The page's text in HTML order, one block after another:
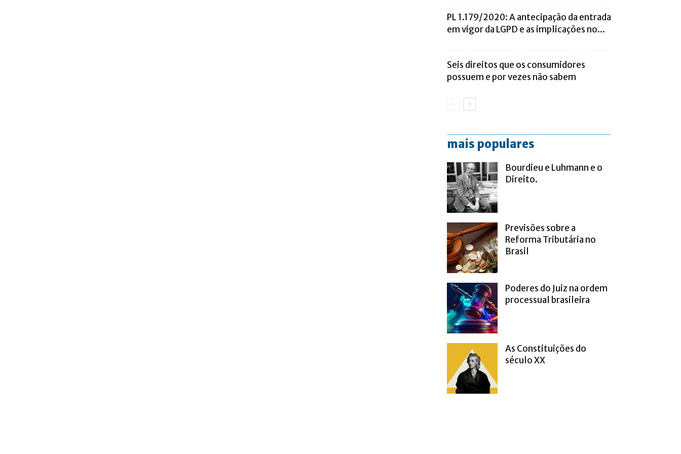
PL 1.179/2020: A antecipação da entrada
em vigor da LGPD e as implicações no...
Seis direitos que os consumidores
possuem e por vezes não sabem
mais populares
Bourdieu e Luhmann e o
Direito.
Previsões sobre a
Reforma Tributária no
Brasil
Poderes do Juiz na ordem
processual brasileira
As Constituições do
século XX